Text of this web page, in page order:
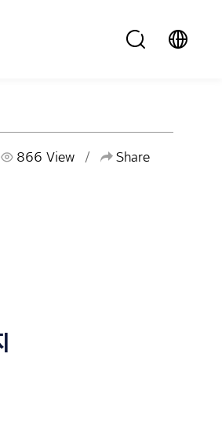
866 View Share